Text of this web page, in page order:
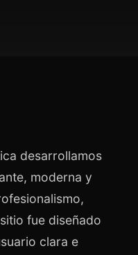
desarrollamos
moderna y
fue diseñado
clara e